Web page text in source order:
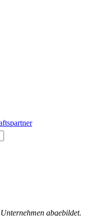
abgebildet.